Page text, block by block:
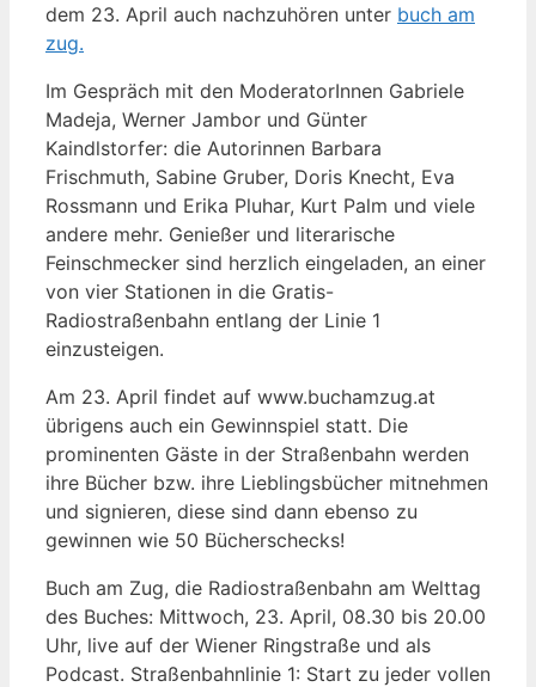
dem 23. April auch nachzuhören unter buch am
zug.
Im Gespräch mit den ModeratorInnen Gabriele
Madeja, Werner Jambor und Günter
Kaindlstorfer: die Autorinnen Barbara
Frischmuth, Sabine Gruber, Doris Knecht, Eva
Rossmann und Erika Pluhar, Kurt Palm und viele
andere mehr. Genießer und literarische
Feinschmecker sind herzlich eingeladen, an einer
von vier Stationen in die Gratis-
Radiostraßenbahn entlang der Linie 1
einzusteigen.
Am 23. April findet auf www.buchamzug.at
übrigens auch ein Gewinnspiel statt. Die
prominenten Gäste in der Straßenbahn werden
ihre Bücher bzw. ihre Lieblingsbücher mitnehmen
und signieren, diese sind dann ebenso zu
gewinnen wie 50 Bücherschecks!
Buch am Zug, die Radiostraßenbahn am Welttag
des Buches: Mittwoch, 23. April, 08.30 bis 20.00
Uhr, live auf der Wiener Ringstraße und als
Podcast. Straßenbahnlinie 1: Start zu jeder vollen